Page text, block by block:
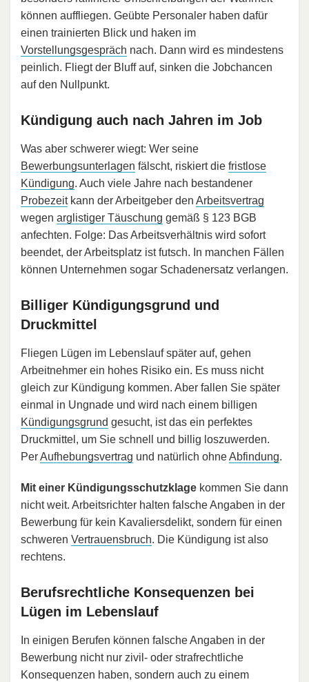
können auffliegen. Geübte Personaler haben dafür
einen trainierten Blick und haken im
Vorstellungsgespräch nach. Dann wird es mindestens
peinlich. Fliegt der Bluff auf, sinken die Jobchancen
auf den Nullpunkt.
Kündigung auch nach Jahren im Job
Was aber schwerer wiegt: Wer seine
Bewerbungsunterlagen fälscht, riskiert die fristlose
Kündigung. Auch viele Jahre nach bestandener
Probezeitkann der Arbeitgeber den Arbeitsvertrag
wegen arglistiger Täuschung gemäß § 123 BGB
anfechten. Folge: Das Arbeitsverhältnis wird sofort
beendet, der Arbeitsplatz ist futsch. In manchen Fällen
können Unternehmen sogar Schadenersatz verlangen.
Billiger Kündigungsgrund und
Druckmittel
Fliegen Lügen im Lebenslauf später auf, gehen
Arbeitnehmer ein hohes Risiko ein. Es muss nicht
gleich zur Kündigung kommen. Aber fallen Sie später
einmal in Ungnade und wird nach einem billigen
Kündigungsgrund gesucht, ist das ein perfektes
Druckmittel, um Sie schnell und billig loszuwerden.
PerAufhebungsvertrag und natürlich ohneAbfindung.
Mit einer Kündigungsschutzklage kommen Sie dann
nicht weit. Arbeitsrichter halten falsche Angaben in der
Bewerbung für kein Kavaliersdelikt, sondern für einen
schweren Vertrauensbruch. Die Kündigung ist also
rechtens.
Berufsrechtliche Konsequenzen bei
Lügen im Lebenslauf
In einigen Berufen können falsche Angaben in der
Bewerbung nicht nur zivil- oder strafrechtliche
Konsequenzen haben, sondern auch zu einem